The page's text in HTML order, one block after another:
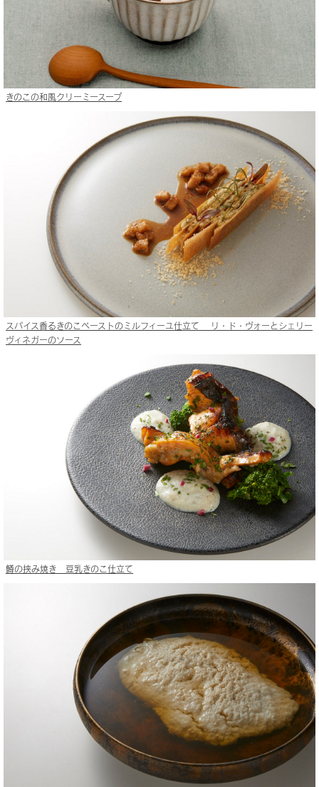
きのこの和風クリーミースープ
スパイス香るきのこペーストのミルフィーユ仕立て リ・ド・ヴォーとシェリー
ヴィネガーのソース
鱒の挟み焼き 豆乳きのこ仕立て